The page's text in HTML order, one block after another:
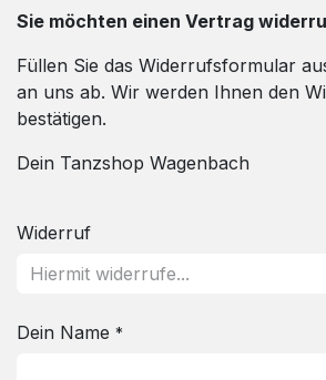
Sie möchten einen Vertrag
Füllen Sie das Widerrufsformular
an uns ab. Wir werden Ihnen den
bestätigen.
Dein Tanzshop Wagenbach
Widerruf
Dein Name *